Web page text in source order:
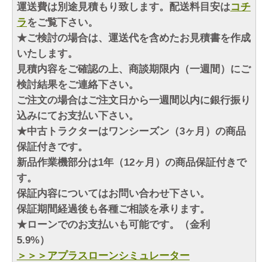
運送費は別途見積もり致します。配送料目安はコチ
ラをご覧下さい。
★ご検討の場合は、運送代を含めたお見積書を作成
いたします。
見積内容をご確認の上、商談期限内（一週間）にご
検討結果をご連絡下さい。
ご注文の場合はご注文日から一週間以内に銀行振り
込みにてお支払い下さい。
★中古トラクターはワンシーズン（3ヶ月）の商品
保証付きです。
新品作業機部分は1年（12ヶ月）の商品保証付きで
す。
保証内容についてはお問い合わせ下さい。
保証期間経過後も各種ご相談を承ります。
★ローンでのお支払いも可能です。（金利
5.9%）
＞＞＞アプラスローンシミュレーター